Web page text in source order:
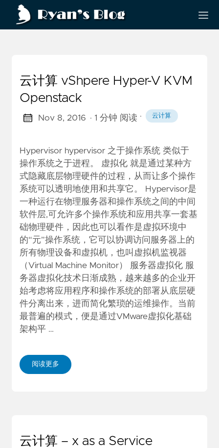
云计算 vShpere Hyper-V KVM
Openstack
Nov 8, 2016 · 1 分钟 阅读 · 云计算
Hypervisor hypervisor 之于操作系统 类似于
操作系统之于进程。 虚拟化 就是通过某种方
式隐藏底层物理硬件的过程，从而让多个操作
系统可以透明地使用和共享它。 Hypervisor是
一种运行在物理服务器和操作系统之间的中间
软件层,可允许多个操作系统和应用共享一套基
础物理硬件，因此也可以看作是虚拟环境中
的“元”操作系统，它可以协调访问服务器上的
所有物理设备和虚拟机，也叫虚拟机监视器
（Virtual Machine Monitor） 服务器虚拟化 服
务器虚拟化技术日渐成熟，越来越多的企业开
始考虑将应用程序和操作系统的部署从底层硬
件分离出来，进而简化繁琐的运维操作。当前
最普遍的模式，便是通过VMware虚拟化基础
架构平 …
阅读更多
云计算 – x as a Service